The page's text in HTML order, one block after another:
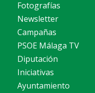
Fotografías
Newsletter
Campañas
PSOE Málaga TV
Diputación
Iniciativas
Ayuntamiento